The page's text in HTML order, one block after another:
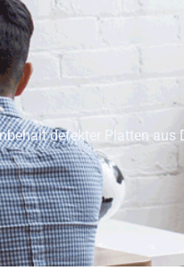
defekter Platten aus